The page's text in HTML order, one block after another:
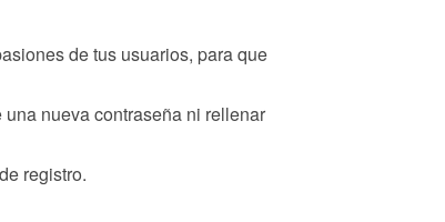
de tus usuarios, para que
nueva contraseña ni rellenar
registro.